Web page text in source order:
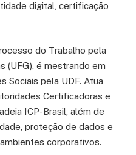
digital, certificação
do Trabalho pela
(UFG), é mestrando em
Sociais pela UDF. Atua
Certificadoras e
ICP-Brasil, além de
proteção de dados e
corporativos.